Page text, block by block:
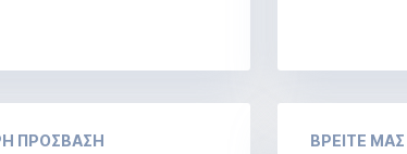
ΠΡΟΣΒΑΣΗ ΒΡΕΙΤΕ ΜΑΣ